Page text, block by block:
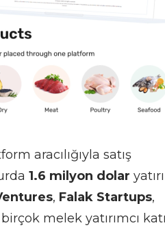
aracılığıyla satış
1.6 milyon dolar
, Falak Startups,
melek yatırımcı